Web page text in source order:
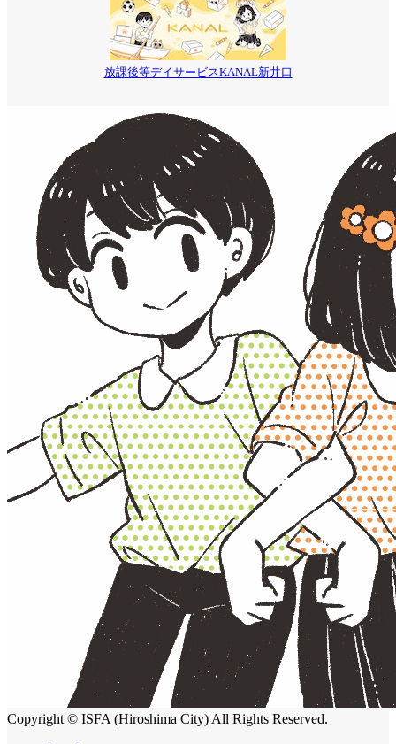
放課後等デイサービスKANAL新井口
Copyright © ISFA (Hiroshima City) All Rights Reserved.